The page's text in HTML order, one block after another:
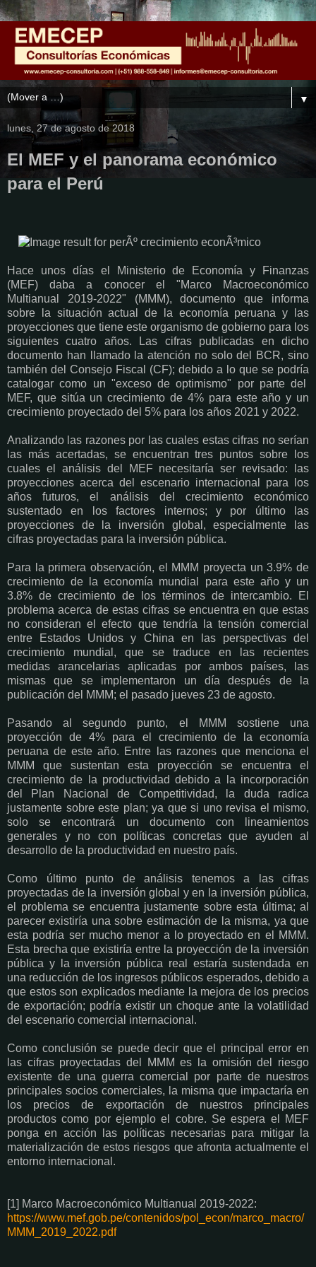
▼
lunes, 27 de agosto de 2018
El MEF y el panorama económico
para el Perú
Hace unos días el Ministerio de Economía y Finanzas
(MEF) daba a conocer el "Marco Macroeconómico
Multianual 2019-2022" (MMM), documento que informa
sobre la situación actual de la economía peruana y las
proyecciones que tiene este organismo de gobierno para los
siguientes cuatro años. Las cifras publicadas en dicho
documento han llamado la atención no solo del BCR, sino
también del Consejo Fiscal (CF); debido a lo que se podría
catalogar como un "exceso de optimismo" por parte del
MEF, que sitúa un crecimiento de 4% para este año y un
crecimiento proyectado del 5% para los años 2021 y 2022.
Analizando las razones por las cuales estas cifras no serían
las más acertadas, se encuentran tres puntos sobre los
cuales el análisis del MEF necesitaría ser revisado: las
proyecciones acerca del escenario internacional para los
años futuros, el análisis del crecimiento económico
sustentado en los factores internos; y por último las
proyecciones de la inversión global, especialmente las
cifras proyectadas para la inversión pública.
Para la primera observación, el MMM proyecta un 3.9% de
crecimiento de la economía mundial para este año y un
3.8% de crecimiento de los términos de intercambio. El
problema acerca de estas cifras se encuentra en que estas
no consideran el efecto que tendría la tensión comercial
entre Estados Unidos y China en las perspectivas del
crecimiento mundial, que se traduce en las recientes
medidas arancelarias aplicadas por ambos países, las
mismas que se implementaron un día después de la
publicación del MMM; el pasado jueves 23 de agosto.
Pasando al segundo punto, el MMM sostiene una
proyección de 4% para el crecimiento de la economía
peruana de este año. Entre las razones que menciona el
MMM que sustentan esta proyección se encuentra el
crecimiento de la productividad debido a la incorporación
del Plan Nacional de Competitividad, la duda radica
justamente sobre este plan; ya que si uno revisa el mismo,
solo se encontrará un documento con lineamientos
generales y no con políticas concretas que ayuden al
desarrollo de la productividad en nuestro país.
Como último punto de análisis tenemos a las cifras
proyectadas de la inversión global y en la inversión pública,
el problema se encuentra justamente sobre esta última; al
parecer existiría una sobre estimación de la misma, ya que
esta podría ser mucho menor a lo proyectado en el MMM.
Esta brecha que existiría entre la proyección de la inversión
pública y la inversión pública real estaría sustendada en
una reducción de los ingresos públicos esperados, debido a
que estos son explicados mediante la mejora de los precios
de exportación; podría existir un choque ante la volatilidad
del escenario comercial internacional.
Como conclusión se puede decir que el principal error en
las cifras proyectadas del MMM es la omisión del riesgo
existente de una guerra comercial por parte de nuestros
principales socios comerciales, la misma que impactaría en
los precios de exportación de nuestros principales
productos como por ejemplo el cobre. Se espera el MEF
ponga en acción las políticas necesarias para mitigar la
materialización de estos riesgos que afronta actualmente el
entorno internacional.
[1] Marco Macroeconómico Multianual 2019-2022:
https://www.mef.gob.pe/contenidos/pol_econ/marco_macro/
MMM_2019_2022.pdf